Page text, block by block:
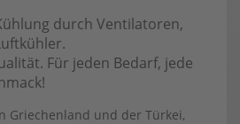
durch Ventilatoren,
Für jeden Bedarf, jede
Griechenland und der Türkei,